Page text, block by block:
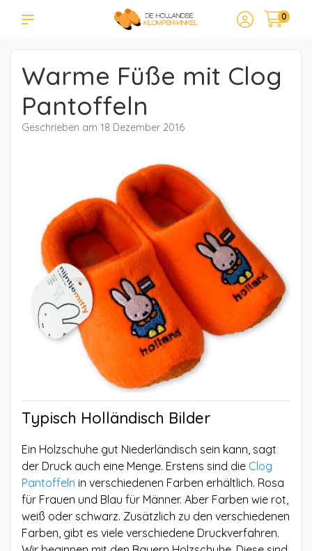
0
Warme Füße mit Clog
Pantoffeln
Geschrieben am 18 Dezember 2016
Typisch Holländisch Bilder
Ein Holzschuhe gut Niederländisch sein kann, sagt
der Druck auch eine Menge. Erstens sind die Clog
Pantoffeln in verschiedenen Farben erhältlich. Rosa
für Frauen und Blau für Männer. Aber Farben wie rot,
weiß oder schwarz. Zusätzlich zu den verschiedenen
Farben, gibt es viele verschiedene Druckverfahren.